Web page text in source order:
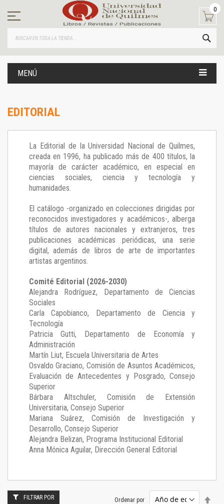
contenido
0
MENÚ
EDITORIAL
La Editorial de la Universidad Nacional de Quilmes,
creada en 1996, ha publicado más de 400 títulos, la
mayoría de carácter académico, en especial en
ciencias sociales, ciencia y tecnología y
humanidades.
El catálogo -organizado en colecciones dirigidas por
reconocidos investigadores y académicos-, alberga
títulos de autores nacionales y extranjeros, tres
publicaciones académicas periódicas, una serie
digital, además de libros de arte de importantes
artistas argentinos.
Comité Editorial (2026-2030)
Alejandra Rodríguez, Departamento de Ciencias
Sociales
Carla Capobianco, Departamento de Ciencia y
Tecnología
Patricia Gutti, Departamento de Economía y
Administración
Martín Liut, Escuela Universitaria de Artes
Osvaldo Graciano, Comisión de Asuntos Académicos,
Evaluación de Antecedentes y Posgrado, Consejo
Superior
Bárbara Altschuler, Comisión de Extensión
Universitaria, Consejo Superior
Mariana Suárez, Comisión de Investigación y
Desarrollo, Consejo Superior
Alejandra Belizan, Programa Institucional Editorial
Anna Mónica Aguilar, Dirección General Editorial
Ordenar por
FILTRAR POR